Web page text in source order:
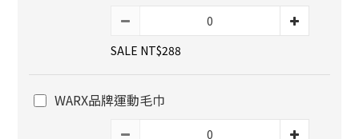
SALE NT$288
WARX品牌運動毛巾